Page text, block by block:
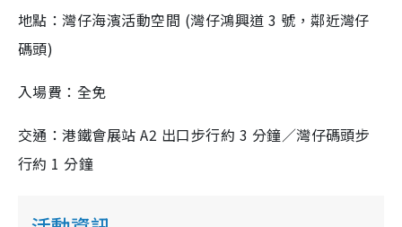
地點：灣仔海濱活動空間 (灣仔鴻興道 3 號，鄰近灣仔
碼頭)
入場費：全免
交通：港鐵會展站 A2 出口步行約 3 分鐘／灣仔碼頭步
行約 1 分鐘